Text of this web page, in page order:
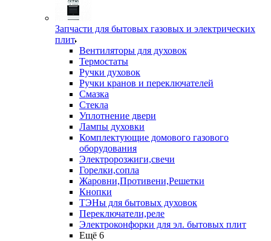
Запчасти для бытовых газовых и электрических
плит
Вентиляторы для духовок
Термостаты
Ручки духовок
Ручки кранов и переключателей
Смазка
Стекла
Уплотнение двери
Лампы духовки
Комплектующие домового газового
оборудования
Электророзжиги,свечи
Горелки,сопла
Жаровни,Противени,Решетки
Кнопки
ТЭНы для бытовых духовок
Переключатели,реле
Электроконфорки для эл. бытовых плит
Ещё 6